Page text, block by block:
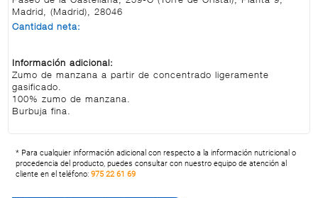
Madrid, (Madrid), 28046
Cantidad neta:
Información adicional:
Zumo de manzana a partir de concentrado ligeramente
gasificado.
100% zumo de manzana.
Burbuja fina.
* Para cualquier información adicional con respecto a la información nutricional o
procedencia del producto, puedes consultar con nuestro equipo de atención al
cliente en el teléfono:975 22 61 69